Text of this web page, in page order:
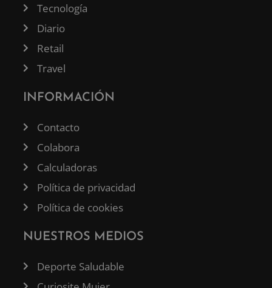
Tecnología
Diario
Retail
Travel
INFORMACIÓN
Contacto
Colabora
Calculadoras
Política de privacidad
Política de cookies
NUESTROS MEDIOS
Deporte Saludable